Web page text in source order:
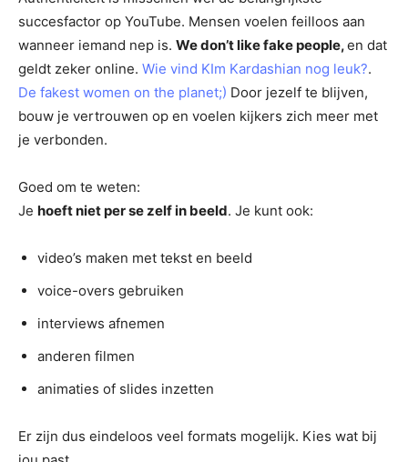
succesfactor op YouTube. Mensen voelen feilloos aan
wanneer iemand nep is. We don’t like fake people,en dat
geldt zeker online. Wie vind KIm Kardashian nog leuk?.
De fakest women on the planet;) Door jezelf te blijven,
bouw je vertrouwen op en voelen kijkers zich meer met
je verbonden.
Goed om te weten:
Je hoeft niet per se zelf in beeld. Je kunt ook:
video’s maken met tekst en beeld
voice-overs gebruiken
interviews afnemen
anderen filmen
animaties of slides inzetten
Er zijn dus eindeloos veel formats mogelijk. Kies wat bij